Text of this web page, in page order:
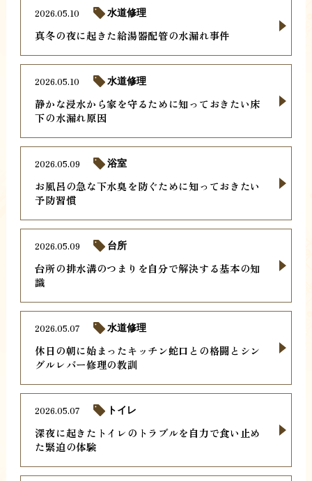
真冬の夜に起きた給湯器配管の水漏れ事件
2026.05.10 水道修理
静かな浸水から家を守るために知っておきたい床
下の水漏れ原因
2026.05.10 水道修理
お風呂の急な下水臭を防ぐために知っておきたい
予防習慣
2026.05.09 浴室
台所の排水溝のつまりを自分で解決する基本の知
識
2026.05.09 台所
休日の朝に始まったキッチン蛇口との格闘とシン
グルレバー修理の教訓
2026.05.07 水道修理
深夜に起きたトイレのトラブルを自力で食い止め
た緊迫の体験
2026.05.07 トイレ